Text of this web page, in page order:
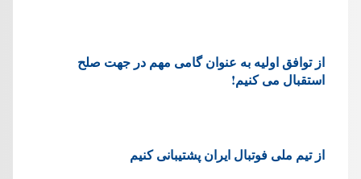
از توافق اولیه به عنوان گامی مهم در جهت صلح
استقبال می کنیم!
از تیم ملی فوتبال ایران پشتیبانی کنیم